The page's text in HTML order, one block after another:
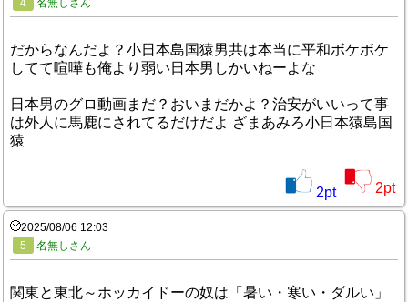
4
名無しさん
だからなんだよ？小日本島国猿男共は本当に平和ボケボケ
してて喧嘩も俺より弱い日本男しかいねーよな
日本男のグロ動画まだ？おいまだかよ？治安がいいって事
は外人に馬鹿にされてるだけだよ ざまあみろ小日本猿島国
猿
2pt 2pt
2025/08/06 12:03
5
名無しさん
関東と東北～ホッカイドーの奴は「暑い・寒い・ダルい」